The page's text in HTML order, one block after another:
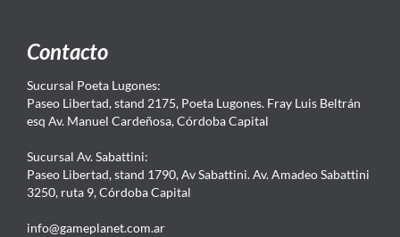
Contacto
Sucursal Poeta Lugones:
Paseo Libertad, stand 2175, Poeta Lugones. Fray Luis Beltrán
esq Av. Manuel Cardeñosa, Córdoba Capital
Sucursal Av. Sabattini:
Paseo Libertad, stand 1790, Av Sabattini. Av. Amadeo Sabattini
3250, ruta 9, Córdoba Capital
info@gameplanet.com.ar